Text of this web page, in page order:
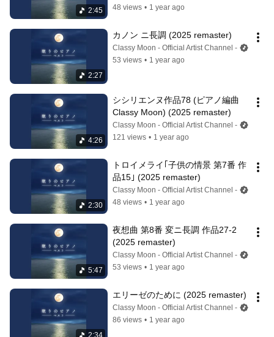
2:45
48 views • 1 year ago
2:27
カノン ニ長調 (2025 remaster)
Classy Moon - Official Artist Channel -
53 views • 1 year ago
4:26
シシリエンヌ作品78 (ピアノ編曲
Classy Moon) (2025 remaster)
Classy Moon - Official Artist Channel -
121 views • 1 year ago
2:30
トロイメライ｢子供の情景 第7番 作
品15｣ (2025 remaster)
Classy Moon - Official Artist Channel -
48 views • 1 year ago
5:47
夜想曲 第8番 変ニ長調 作品27-2
(2025 remaster)
Classy Moon - Official Artist Channel -
53 views • 1 year ago
2:34
エリーゼのために (2025 remaster)
Classy Moon - Official Artist Channel -
86 views • 1 year ago